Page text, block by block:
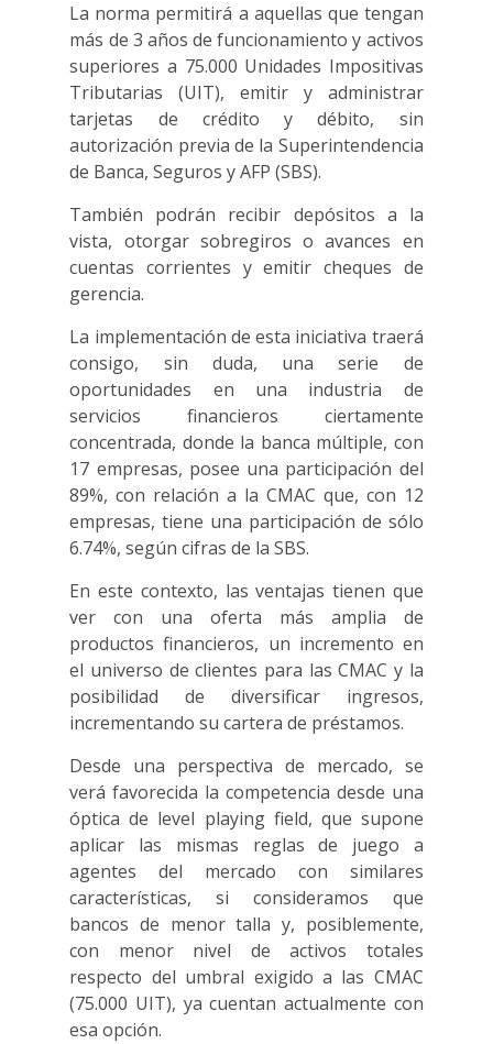
La norma permitirá a aquellas que tengan
más de 3 años de funcionamiento y activos
superiores a 75.000 Unidades Impositivas
Tributarias (UIT), emitir y administrar
tarjetas de crédito y débito, sin
autorización previa de la Superintendencia
de Banca, Seguros y AFP (SBS).
También podrán recibir depósitos a la
vista, otorgar sobregiros o avances en
cuentas corrientes y emitir cheques de
gerencia.
La implementación de esta iniciativa traerá
consigo, sin duda, una serie de
oportunidades en una industria de
servicios financieros ciertamente
concentrada, donde la banca múltiple, con
17 empresas, posee una participación del
89%, con relación a la CMAC que, con 12
empresas, tiene una participación de sólo
6.74%, según cifras de la SBS.
En este contexto, las ventajas tienen que
ver con una oferta más amplia de
productos financieros, un incremento en
el universo de clientes para las CMAC y la
posibilidad de diversificar ingresos,
incrementando su cartera de préstamos.
Desde una perspectiva de mercado, se
verá favorecida la competencia desde una
óptica de level playing field, que supone
aplicar las mismas reglas de juego a
agentes del mercado con similares
características, si consideramos que
bancos de menor talla y, posiblemente,
con menor nivel de activos totales
respecto del umbral exigido a las CMAC
(75.000 UIT), ya cuentan actualmente con
esa opción.